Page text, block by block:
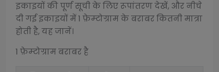
इकाइयों की पूर्ण सूची के लिए रूपांतरण देखें, और नीचे
दी गई इकाइयों में 1 फ़ेम्टोग्रामके बराबर कितनी मात्रा
होती है, यह जानें।
1 फ़ेम्टोग्रामबराबर है